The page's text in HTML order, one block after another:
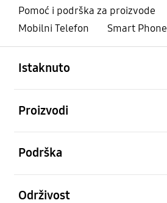
Pomoć i podrška za proizvode
Mobilni Telefon
Smart Phone
Istaknuto
Proizvodi
Podrška
Održivost